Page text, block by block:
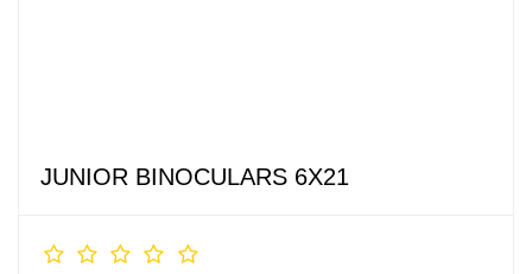
JUNIOR BINOCULARS 6X21